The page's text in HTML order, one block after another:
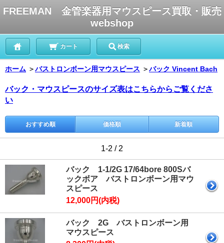
FREEMAN 金管楽器用マウスピース買取・販売
webshop
カート 検索
ホーム ＞バストロンボーン用マウスピース ＞バック Vincent Bach
バック・マウスピースのサイズ表はこちらからご覧くださ
い
おすすめ順 価格順 新着順
1-2 / 2
バック 1-1/2G 17/64bore 800Sバ
ックボア バストロンボーン用マウ
スピース
12,000円(内税)
バック 2G バストロンボーン用
マウスピース